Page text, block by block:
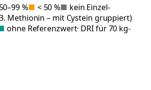
50–99 %■ < 50 %■ kein Einzel-
Methionin – mit Cystein gruppiert)
ohne Referenzwert· DRI für 70 kg-